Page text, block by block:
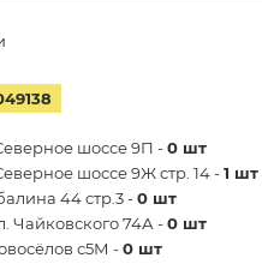
шоссе 9П -0 шт
шоссе 9Ж стр. 14 -1 шт
44 стр.3 -0 шт
Чайковского 74А -0 шт
с5М -0 шт